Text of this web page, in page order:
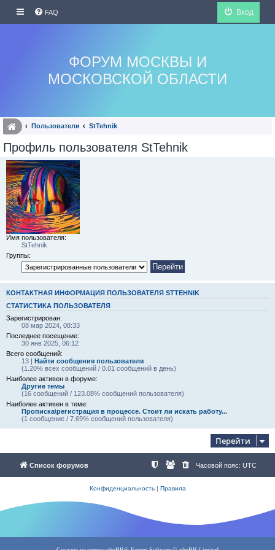
FAQ Вход
ФОРУМ МОСКВЫ И
МОСКОВСКОЙ ОБЛАСТИ
Пользователи StTehnik
Профиль пользователя StTehnik
Имя пользователя:
StTehnik
Группы:
КОНТАКТНАЯ ИНФОРМАЦИЯ ПОЛЬЗОВАТЕЛЯ STTEHNIK
СТАТИСТИКА ПОЛЬЗОВАТЕЛЯ
Зарегистрирован:
08 мар 2024, 08:33
Последнее посещение:
30 янв 2025, 06:12
Всего сообщений:
13 | Найти сообщения пользователя
(1.20% всех сообщений / 0.01 сообщений в день)
Наиболее активен в форуме:
Другие темы
(16 сообщений / 123.08% сообщений пользователя)
Наиболее активен в теме:
Прописка\регистрация в процессе. Стоит ли искать работу...
(1 сообщение / 7.69% сообщений пользователя)
Перейти
Список форумов Часовой пояс: UTC
Конфиденциальность| Правила